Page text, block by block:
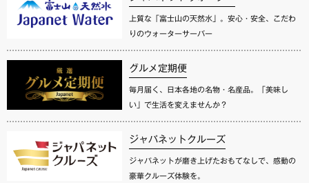
上質な「富士山の天然水」。安心・安全、こだわ
りのウォーターサーバー
グルメ定期便
毎月届く、日本各地の名物・名産品。「美味し
い」で生活を変えませんか？
ジャパネットクルーズ
ジャパネットが磨き上げたおもてなしで、感動の
豪華クルーズ体験を。